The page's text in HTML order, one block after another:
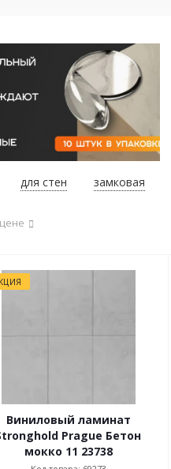
для стен замковая
Виниловый ламинат
Prague Бетон
мокко 11 23738